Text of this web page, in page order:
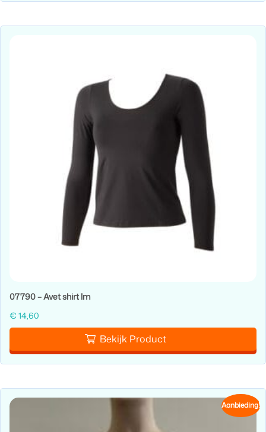
07790 – Avet shirt lm
€ 14,60
Bekijk Product
Aanbieding!